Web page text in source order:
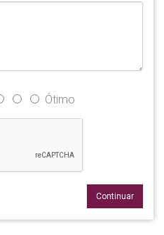
Ótimo
Continuar